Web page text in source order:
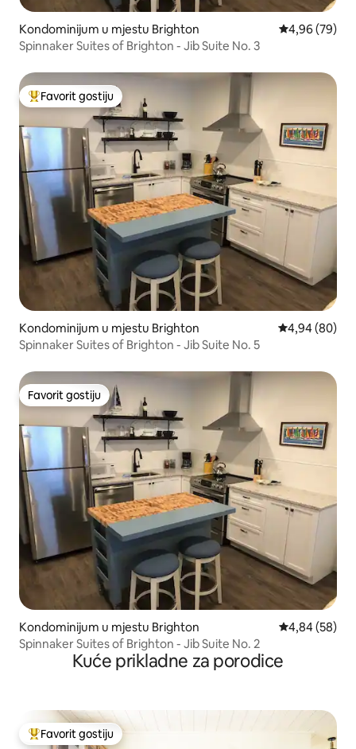
Kondominijum u mjestu Brighton prosječna
4,96 (79)
Spinnaker Suites of Brighton - Jib Suite No. 3
Glavni favorit gostiju
Favorit gostiju
Kondominijum u mjestu Brighton prosječna
4,94 (80)
Spinnaker Suites of Brighton - Jib Suite No. 5
Favorit gostiju
Favorit gostiju
Kondominijum u mjestu Brighton prosječna
4,84 (58)
Spinnaker Suites of Brighton - Jib Suite No. 2
Kuće prikladne za porodice
Glavni favorit gostiju
Favorit gostiju